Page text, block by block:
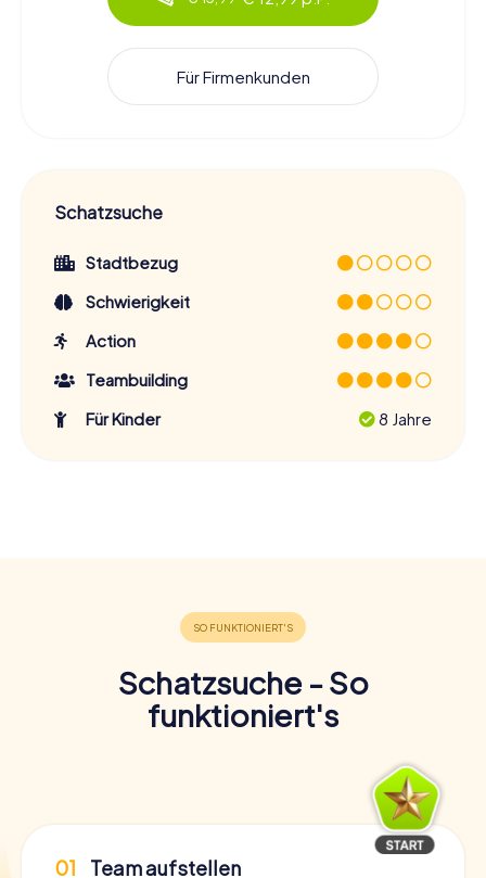
Für Firmenkunden
Schatzsuche
Stadtbezug
Schwierigkeit
Action
Teambuilding
Für Kinder
8 Jahre
Schatzsuche - So
funktioniert's
01 Team aufstellen